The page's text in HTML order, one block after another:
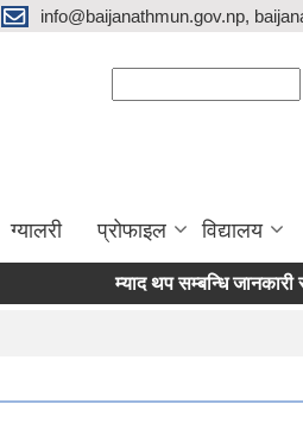
info@baijanathmun.gov.np,
ग्यालरी प्रोफाइल विद्यालय
म्याद थप सम्बन्धि जानकारी